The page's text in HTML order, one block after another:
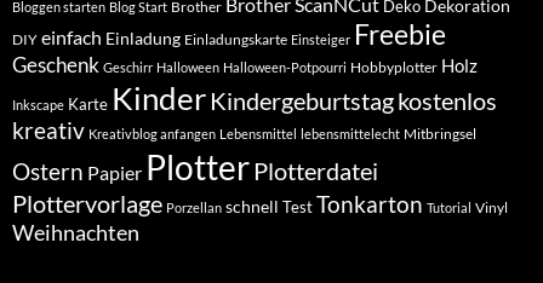
Bloggen starten Blog Start Brother Brother ScanNCut Deko Dekoration
DIY einfach Einladung Einladungskarte Einsteiger Freebie
Geschenk Geschirr Halloween Halloween-Potpourri Hobbyplotter Holz
Inkscape Karte Kinder Kindergeburtstagkostenlos
kreativ Kreativblog anfangen Lebensmittel lebensmittelecht Mitbringsel
Ostern Papier Plotter Plotterdatei
Plottervorlage Porzellan schnell TestTonkarton Tutorial Vinyl
Weihnachten